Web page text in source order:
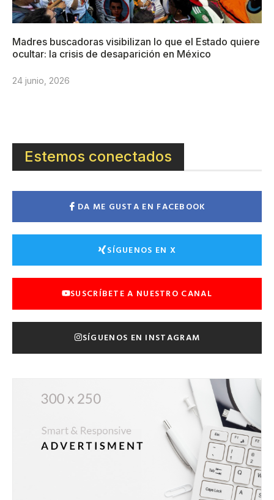
Madres buscadoras visibilizan lo que el Estado quiere
ocultar: la crisis de desaparición en México
24 junio, 2026
Estemos conectados
DA ME GUSTA EN FACEBOOK
SÍGUENOS EN X
SUSCRÍBETE A NUESTRO CANAL
SÍGUENOS EN INSTAGRAM